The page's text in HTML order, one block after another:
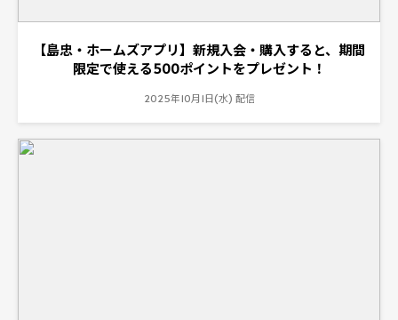
【島忠・ホームズアプリ】新規入会・購入すると、期間
限定で使える500ポイントをプレゼント！
2025年10月1日(水) 配信